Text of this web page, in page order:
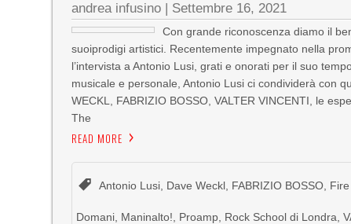
andrea infusino | Settembre 16, 2021
Con grande riconoscenza diamo il
suoiprodigi artistici. Recentemente impegnato nella
l’intervista a Antonio Lusi, grati e onorati per il suo
musicale e personale, Antonio Lusi ci condividerà con
WECKL, FABRIZIO BOSSO, VALTER VINCENTI, le
The
READ MORE
Antonio Lusi Dave Weckl FABRIZIO BOSSO
Domani Maninalto! Proamp Rock School di Londra ,